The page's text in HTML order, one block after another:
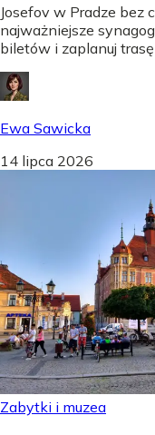
Josefov w Pradze bez
najważniejsze
biletów i zaplanuj
Ewa Sawicka
14 lipca 2026
Zabytki i muzea